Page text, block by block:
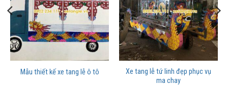
Mẫu thiết kế xe tang lễ ô tô
Xe tang lễ tứ linh đẹp phục vụ
ma chay